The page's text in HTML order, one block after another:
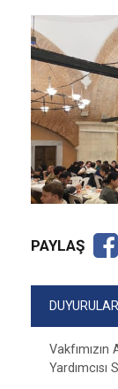
PAYLAŞ
DUYURULAR